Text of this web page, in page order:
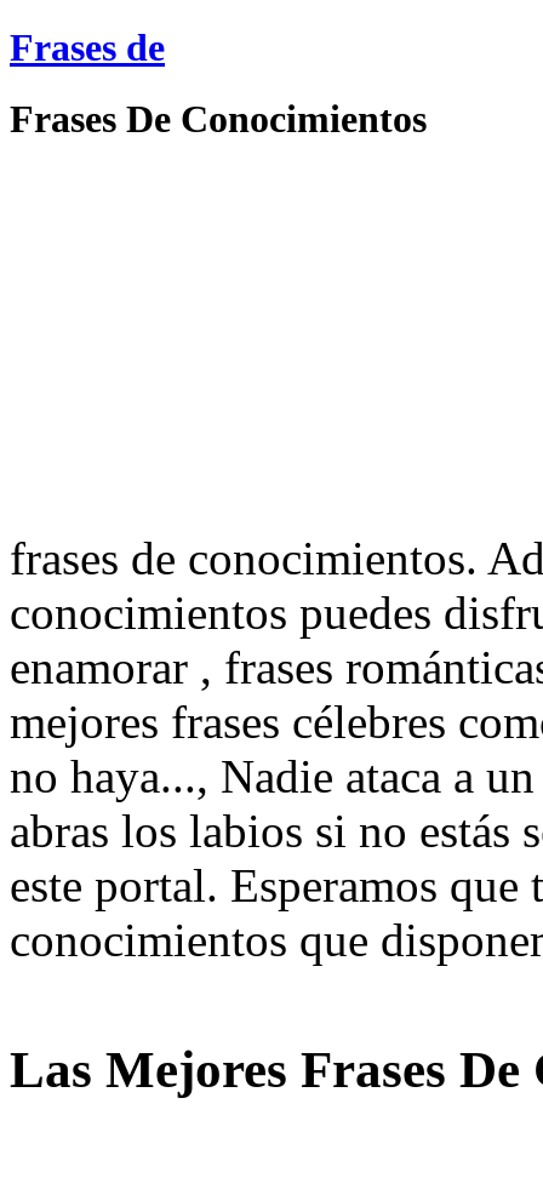
Frases de
Frases De Conocimientos
frases de conocimientos.
conocimientos puedes
enamorar , frases
mejores frases célebres
no haya..., Nadie ataca a
abras los labios si no estás
este portal. Esperamos que
conocimientos que
Las Mejores Frases De